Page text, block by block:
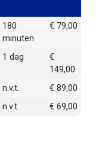
180
minuten
€ 79,00
1 dag
€
149,00
n.v.t.
€ 89,00
n.v.t. € 69,00